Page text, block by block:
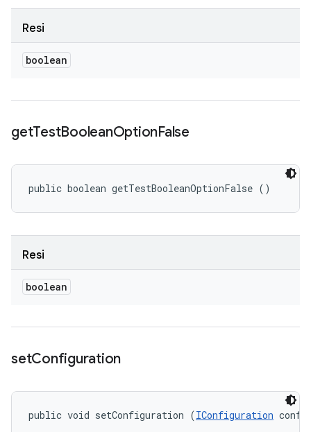
Resi
boolean
getTestBooleanOptionFalse
public boolean getTestBooleanOptionFalse ()
Resi
boolean
setConfiguration
public void setConfiguration (IConfiguration